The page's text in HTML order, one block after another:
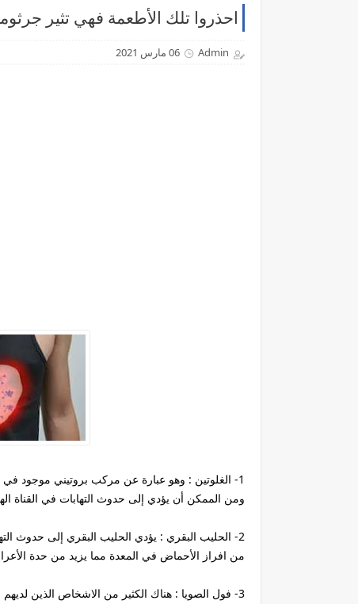
احذروا تلك الأطعمة فهي تثير
Admin 06 مارس 2021
1- الغلوتين : وهو عبارة عن مركب بروتيني موجود في
ومن الممكن أن يؤدي إلى حدوث التهابات في القناة
2- الحليب البقري : يؤدي الحليب البقري إلى حدوث
من افراز الأحماض في المعدة مما يزيد من حدة
3- فول الصويا : هناك الكثير من الاشخاص الذين